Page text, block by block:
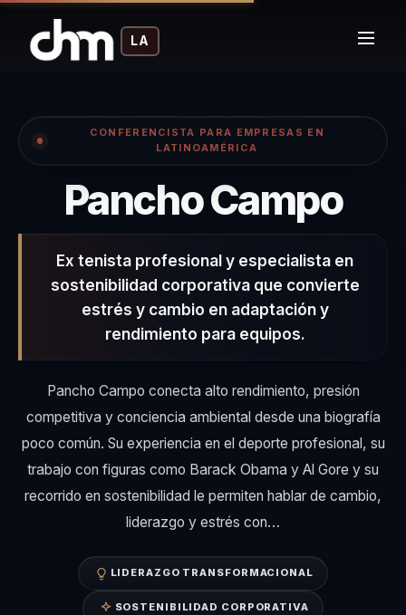
LA
CONFERENCISTA PARA EMPRESAS EN
LATINOAMÉRICA
Pancho Campo–
Ex tenista profesional y especialista en
sostenibilidad corporativa que convierte
estrés y cambio en adaptación y
rendimiento para equipos.
Pancho Campo conecta alto rendimiento, presión
competitiva y conciencia ambiental desde una biografía
poco común. Su experiencia en el deporte profesional, su
trabajo con figuras como Barack Obama y Al Gore y su
recorrido en sostenibilidad le permiten hablar de cambio,
liderazgo y estrés con…
LIDERAZGO TRANSFORMACIONAL
SOSTENIBILIDAD CORPORATIVA